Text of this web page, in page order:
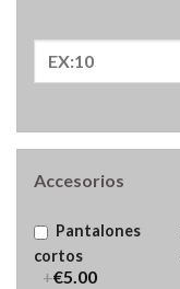
Accesorios
Pantalones
cortos
+€5.00